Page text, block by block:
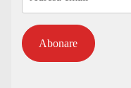
Abonare